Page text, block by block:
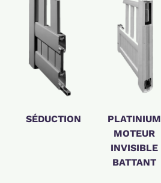
SÉDUCTION
PLATINIUM
MOTEUR
INVISIBLE
BATTANT